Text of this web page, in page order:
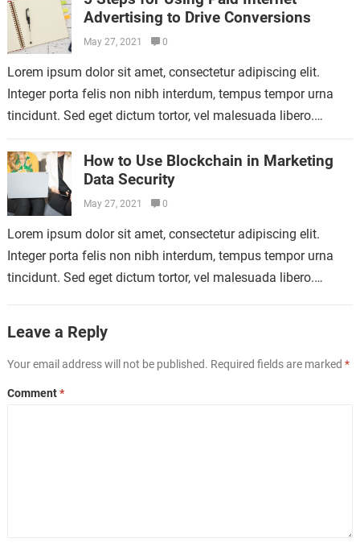
Advertising to Drive Conversions
May 27, 2021 0
Lorem ipsum dolor sit amet, consectetur adipiscing elit.
Integer porta felis non nibh interdum, tempus tempor urna
tincidunt. Sed eget dictum tortor, vel malesuada libero.
How to Use Blockchain in Marketing
Data Security
May 27, 2021 0
Lorem ipsum dolor sit amet, consectetur adipiscing elit.
Integer porta felis non nibh interdum, tempus tempor urna
tincidunt. Sed eget dictum tortor, vel malesuada libero.
Leave a Reply
Your email address will not be published. Required fields are marked *
Comment*